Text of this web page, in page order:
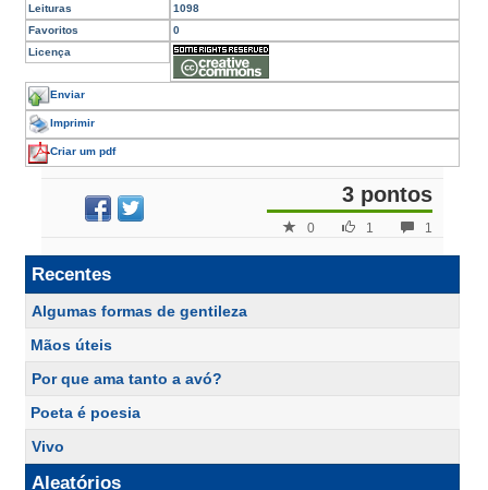
Leituras
1098
Favoritos
0
Licença
Enviar
Imprimir
Criar um pdf
3 pontos
1
1
0
Recentes
Algumas formas de gentileza
Mãos úteis
Por que ama tanto a avó?
Poeta é poesia
Vivo
Aleatórios